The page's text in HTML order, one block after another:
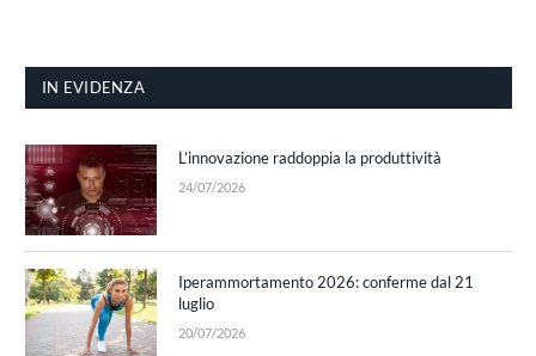
IN EVIDENZA
L’innovazione raddoppia la produttività
24/07/2026
Iperammortamento 2026: conferme dal 21
luglio
20/07/2026